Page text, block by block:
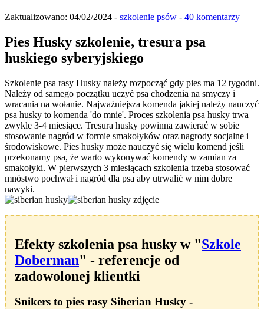
Zaktualizowano: 04/02/2024 - szkolenie psów - 40 komentarzy
Pies Husky szkolenie, tresura psa
huskiego syberyjskiego
Szkolenie psa rasy Husky należy rozpocząć gdy pies ma 12 tygodni.
Należy od samego początku uczyć psa chodzenia na smyczy i
wracania na wołanie. Najważniejsza komenda jakiej należy nauczyć
psa husky to komenda 'do mnie'. Proces szkolenia psa husky trwa
zwykle 3-4 miesiące. Tresura husky powinna zawierać w sobie
stosowanie nagród w formie smakołyków oraz nagrody socjalne i
środowiskowe. Pies husky może nauczyć się wielu komend jeśli
przekonamy psa, że warto wykonywać komendy w zamian za
smakołyki. W pierwszych 3 miesiącach szkolenia trzeba stosować
mnóstwo pochwał i nagród dla psa aby utrwalić w nim dobre
nawyki.
Efekty szkolenia psa husky w "Szkole
Doberman" - referencje od
zadowolonej klientki
Snikers to pies rasy Siberian Husky -